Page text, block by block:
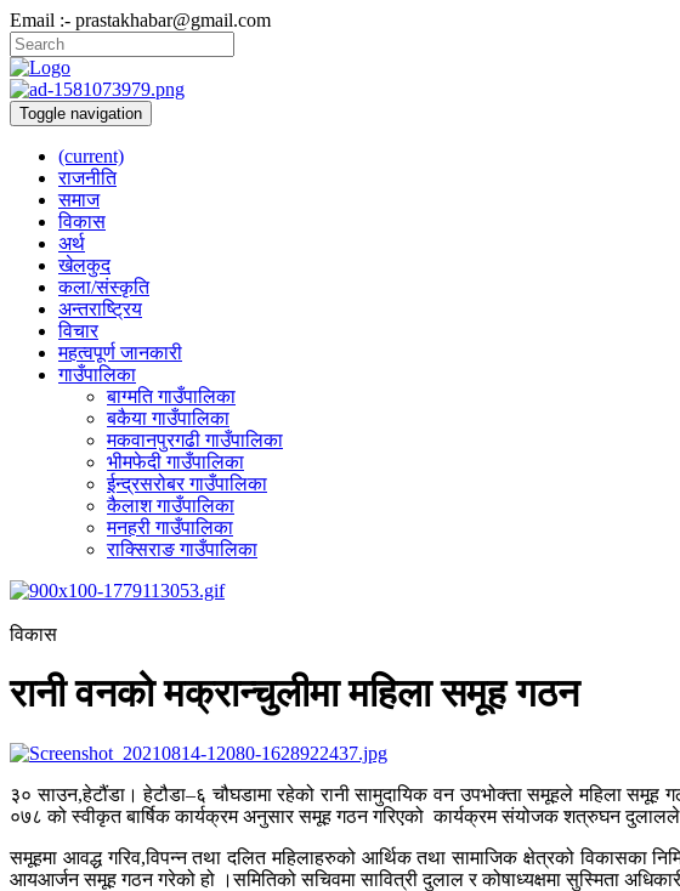
Email :- prastakhabar@gmail.com
Toggle navigation
(current)
राजनीति
समाज
विकास
अर्थ
खेलकुद
कला/संस्कृति
अन्तराष्ट्रिय
विचार
महत्वपूर्ण जानकारी
गाउँपालिका
बाग्मति गाउँपालिका
बकैया गाउँपालिका
मकवानपुरगढी गाउँपालिका
भीमफेदी गाउँपालिका
ईन्द्रसरोबर गाउँपालिका
कैलाश गाउँपालिका
मनहरी गाउँपालिका
राक्सिराङ गाउँपालिका
विकास
रानी वनको मक्रान्चुलीमा महिला समूह गठन
३० साउन,हेटौंडा। हेटौडा–६ चौघडामा रहेको रानी सामुदायिक वन उपभोक्ता समूहले महिला
०७८ को स्वीकृत बार्षिक कार्यक्रम अनुसार समूह गठन गरिएको कार्यक्रम संयोजक शत्रुघन दुलालले
समूहमा आवद्ध गरिव,विपन्न तथा दलित महिलाहरुको आर्थिक तथा सामाजिक क्षेत्रको विकासका
आयआर्जन समूह गठन गरेको हो ।समितिको सचिवमा सावित्री दुलाल र कोषाध्यक्षमा सुस्मिता